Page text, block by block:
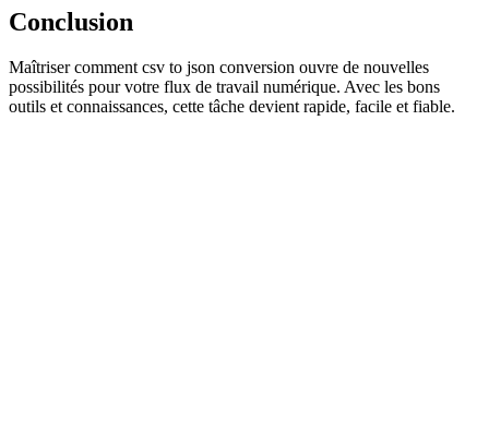
Conclusion
Maîtriser comment csv to json conversion ouvre de nouvelles
possibilités pour votre flux de travail numérique. Avec les bons
outils et connaissances, cette tâche devient rapide, facile et fiable.